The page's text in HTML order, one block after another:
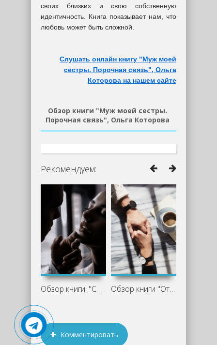
своих близких и свою собственную
идентичность. Книга показывает нам, что
любовь может быть сложной.
Слушать онлайн книгу "Муж моей
сестры. Порочная связь", Ольга
Которова на нашем сайте
Обзор книги "Муж моей сестры.
Порочная связь", Ольга Которова
Рекомендуем:
Обзор книги: "Смешанные чувства", Mary Обзор книги "Отношения под запретом",
Комментировать